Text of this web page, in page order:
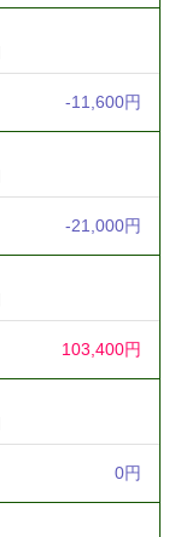
-11,600円
-21,000円
103,400円
0円